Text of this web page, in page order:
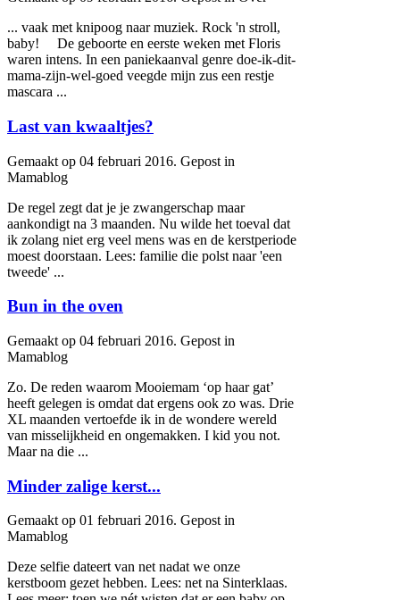
... vaak met knipoog naar muziek. Rock 'n stroll,
baby! De geboorte en eerste weken met Floris
waren intens. In een paniekaanval genre doe-ik-dit-
mama-zijn-wel-goed veegde mijn zus een restje
mascara ...
Last van kwaaltjes?
Gemaakt op 04 februari 2016. Gepost in
Mamablog
De regel zegt dat je je zwangerschap maar
aankondigt na 3 maanden. Nu wilde het toeval dat
ik zolang niet erg veel mens was en de kerstperiode
moest doorstaan. Lees: familie die polst naar 'een
tweede' ...
Bun in the oven
Gemaakt op 04 februari 2016. Gepost in
Mamablog
Zo. De reden waarom Mooiemam ‘op haar gat’
heeft gelegen is omdat dat ergens ook zo was. Drie
XL maanden vertoefde ik in de wondere wereld
van misselijkheid en ongemakken. I kid you not.
Maar na die ...
Minder zalige kerst...
Gemaakt op 01 februari 2016. Gepost in
Mamablog
Deze selfie dateert van net nadat we onze
kerstboom gezet hebben. Lees: net na Sinterklaas.